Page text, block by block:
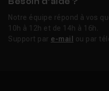
Notre équipe répond à vos
10h à 12h et de 14h à 16h.
Support par e-mail ou par